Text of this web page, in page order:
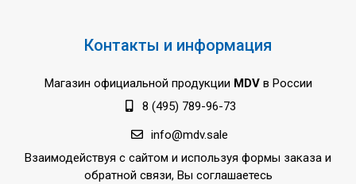
Контакты и информация
Магазин официальной продукции MDVв России
8 (495) 789-96-73
info@mdv.sale
Взаимодействуя с сайтом и используя формы заказа и
обратной связи, Вы соглашаетесь